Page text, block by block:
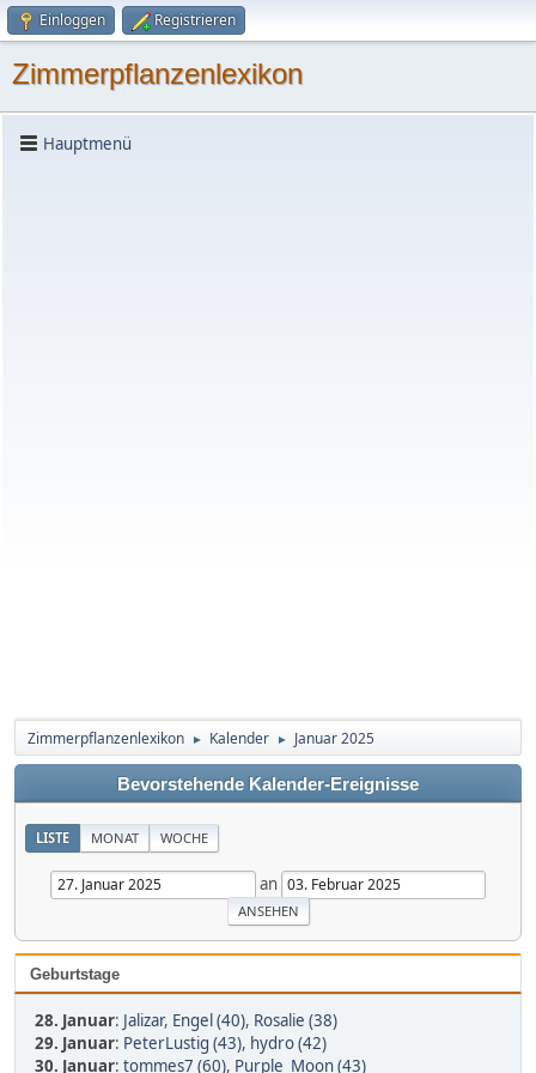
Einloggen Registrieren
Zimmerpflanzenlexikon
Hauptmenü
Zimmerpflanzenlexikon ► Kalender ► Januar 2025
Bevorstehende Kalender-Ereignisse
LISTE MONAT WOCHE
an
Geburtstage
28. Januar: Jalizar, Engel (40), Rosalie (38)
29. Januar: PeterLustig (43), hydro (42)
30. Januar: tommes7 (60), Purple_Moon (43)